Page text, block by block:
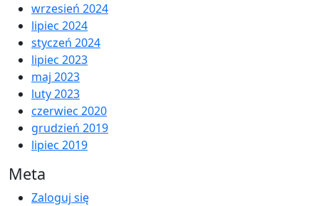
wrzesień 2024
lipiec 2024
styczeń 2024
lipiec 2023
maj 2023
luty 2023
czerwiec 2020
grudzień 2019
lipiec 2019
Meta
Zaloguj się